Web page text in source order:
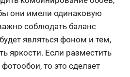
они имели одинаковую
соблюдать баланс
являться фоном и тем,
яркости. Если разместить
то это сделает